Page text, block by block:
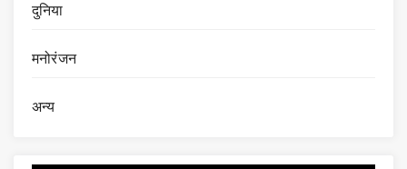
दुनिया
मनोरंजन
अन्य